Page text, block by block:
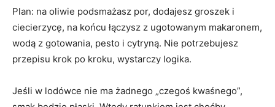
Plan: na oliwie podsmażasz por, dodajesz groszek i
ciecierzycę, na końcu łączysz z ugotowanym makaronem,
wodą z gotowania, pesto i cytryną. Nie potrzebujesz
przepisu krok po kroku, wystarczy logika.
Jeśli w lodówce nie ma żadnego „czegoś kwaśnego”,